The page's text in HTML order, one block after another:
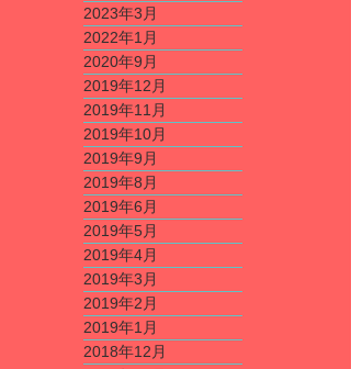
2023年3月
2022年1月
2020年9月
2019年12月
2019年11月
2019年10月
2019年9月
2019年8月
2019年6月
2019年5月
2019年4月
2019年3月
2019年2月
2019年1月
2018年12月